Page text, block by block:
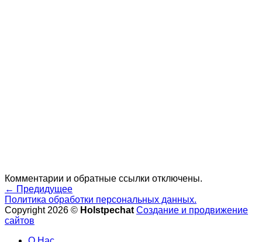
Комментарии и обратные ссылки отключены.
← Предидущее
Политика обработки персональных данных.
Copyright 2026 © Holstpechat Создание и продвижение
сайтов